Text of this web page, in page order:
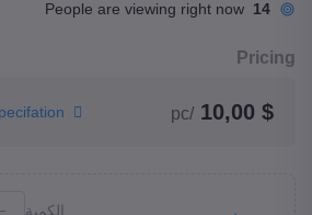
14
People are viewing right now
Pricing
$ 10,00
/pc
الكمية